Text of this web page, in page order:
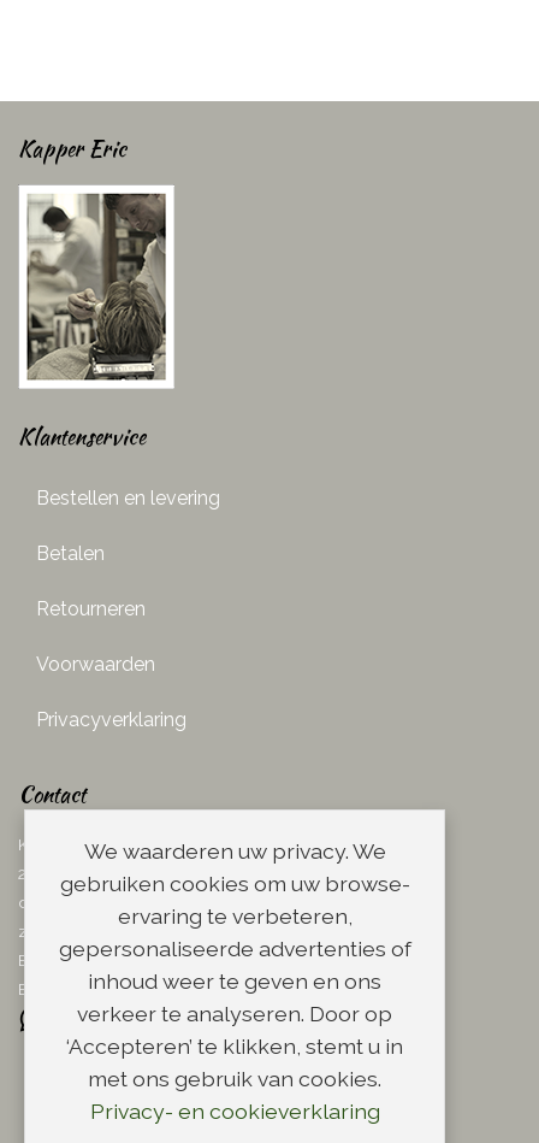
Kapper Eric
Klantenservice
Bestellen en levering
Betalen
Retourneren
Voorwaarden
Privacyverklaring
Contact
Ketelboetersteeg 29
2311 TN Leiden
dins. - vrij. 08.00 - 17.00 uur
zaterdag 08.00 - 13.00 uur
Email:info@scheerwinkel.nl
Bel: 071 - 5128188
We waarderen uw privacy. We
gebruiken cookies om uw browse-
ervaring te verbeteren,
gepersonaliseerde advertenties of
inhoud weer te geven en ons
verkeer te analyseren. Door op
‘Accepteren’ te klikken, stemt u in
met ons gebruik van cookies.
Privacy- en cookieverklaring